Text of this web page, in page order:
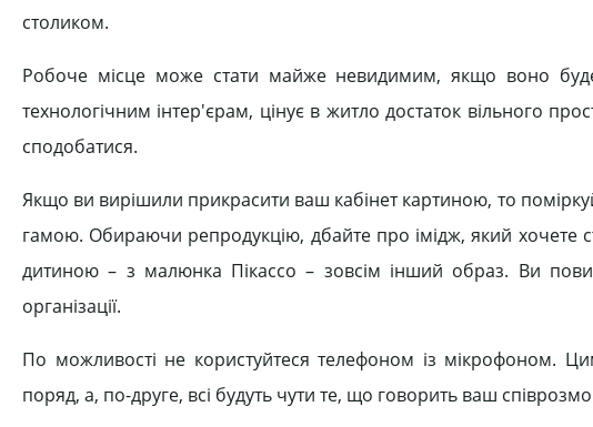
столиком.
Робоче місце може стати майже невидимим, якщо воно
технологічним інтер'єрам, цінує в житло достаток вільного
сподобатися.
Якщо ви вирішили прикрасити ваш кабінет картиною, то
гамою. Обираючи репродукцію, дбайте про імідж, який хочете
дитиною – з малюнка Пікассо – зовсім інший образ. Ви
організації.
По можливості не користуйтеся телефоном із мікрофоном.
поряд, а, по-друге, всі будуть чути те, що говорить ваш